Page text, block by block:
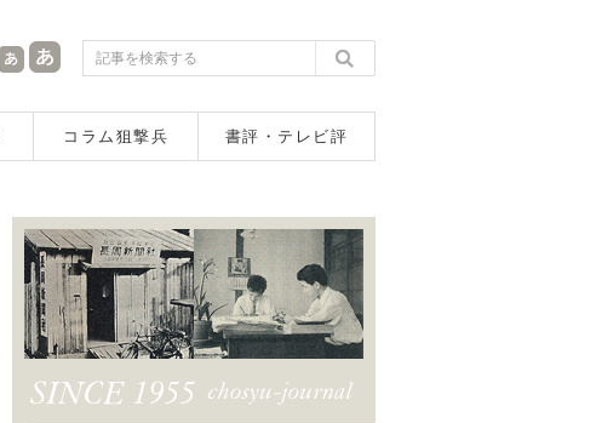
コラム狙撃兵 書評・テレビ評